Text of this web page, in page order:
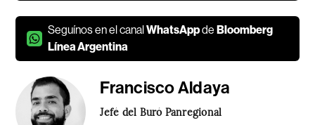
Seguínos en el canalWhatsAppdeBloomberg
Línea Argentina
Francisco Aldaya
Jefé del Buró Panregional